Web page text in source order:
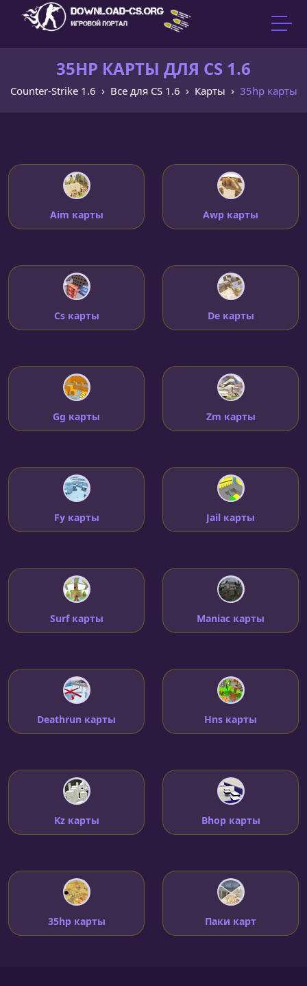
35HP КАРТЫ ДЛЯ CS 1.6
Counter-Strike 1.6 Все для CS 1.6 Карты 35hp карты
Aim карты Awp карты
Cs карты De карты
Gg карты Zm карты
Fy карты Jail карты
Surf карты Maniac карты
Deathrun карты Hns карты
Kz карты Bhop карты
35hp карты Паки карт